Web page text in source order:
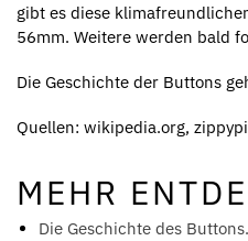
gibt es diese
56mm. Weitere werden bald
Die Geschichte der Buttons
Quellen: wikipedia.org,
MEHR
Die Geschichte des